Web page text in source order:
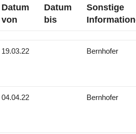
Datum
von
Datum
bis
Sonstige
19.03.22 Bernhofer
04.04.22 Bernhofer